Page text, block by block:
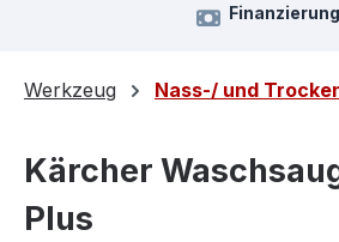
Finanzierung
Werkzeug Nass-/ und
Kärcher
Plus